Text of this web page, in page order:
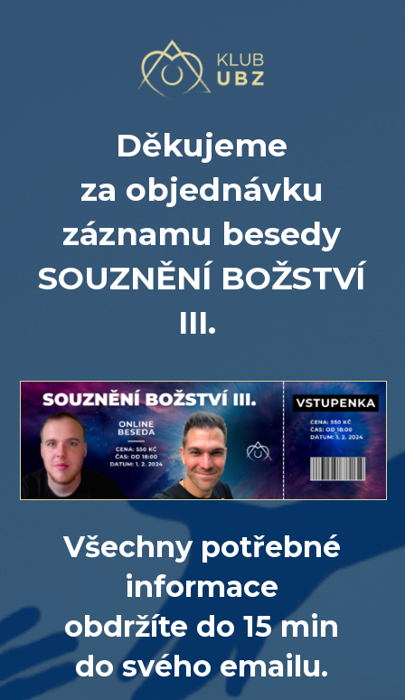
Děkujeme
za objednávku
záznamu besedy
SOUZNĚNÍ BOŽSTVÍ
III.
Všechny potřebné
informace
obdržíte do 15 min
do svého emailu.